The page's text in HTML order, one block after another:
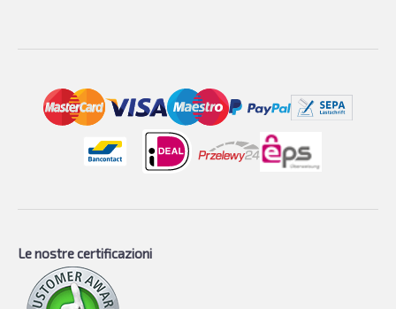
Le nostre certificazioni